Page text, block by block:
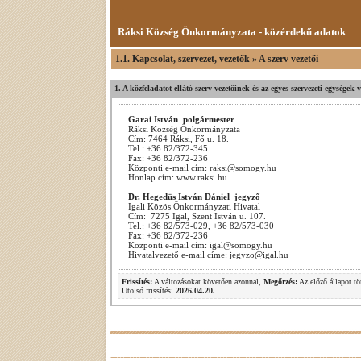
Ráksi Község Önkormányzata - közérdekű adatok
1.1. Kapcsolat, szervezet, vezetők » A szerv vezetői
1. A közfeladatot ellátó szerv vezetőinek és az egyes szervezeti
Garai István polgármester
Ráksi Község Önkormányzata
Cím: 7464 Ráksi, Fő u. 18.
Tel.: +36 82/372-345
Fax: +36 82/372-236
Központi e-mail cím: raksi@somogy.hu
Honlap cím: www.raksi.hu
Dr. Hegedüs István Dániel jegyző
Igali Közös Önkormányzati Hivatal
Cím: 7275 Igal, Szent István u. 107.
Tel.: +36 82/573-029, +36 82/573-030
Fax: +36 82/372-236
Központi e-mail cím: igal@somogy.hu
Hivatalvezető e-mail címe: jegyzo@igal.hu
Frissítés: A változásokat követően azonnal, Megőrzés: Az előző állapot
Utolsó frissítés: 2026.04.20.